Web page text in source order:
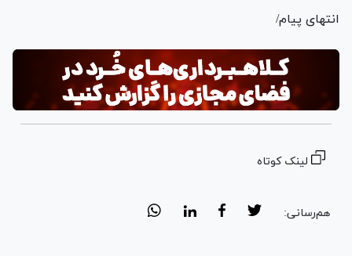
انتهای پیام/
لینک کوتاه
هم‌رسانی: